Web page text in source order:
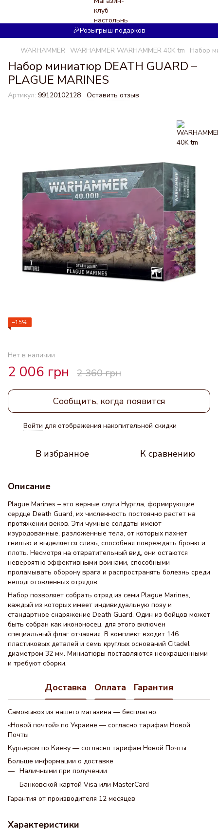
🎉Розыгрыш подарков
WARHAMMER WARHAMMER WARHAMMER 40K tm Набор
Набор миниатюр DEATH GUARD –
PLAGUE MARINES
Артикул: 99120102128 Оставить отзыв
−15%
Нет в наличии
2 006 грн 2 360 грн
Сообщить, когда появится
Войти для отображения накопительной скидки
В избранное К сравнению
Описание
Plague Marines – это верные слуги Нургла, формирующие
сердце Death Guard, их численность постоянно растет на
протяжении веков. Эти чумные солдаты имеют
изуродованные, разложенные тела, от которых пахнет
гнилью и выделяется слизь, способная повреждать броню и
плоть. Несмотря на отвратительный вид, они остаются
невероятно эффективными воинами, способными
проламывать оборону врага и распространять болезнь среди
неподготовленных отрядов.
Набор позволяет собрать отряд из семи Plague Marines,
каждый из которых имеет индивидуальную позу и
стандартное снаряжение Death Guard. Один из бойцов может
быть собран как икононосец, для этого включен
специальный флаг отчаяния. В комплект входит 146
пластиковых деталей и семь круглых оснований Citadel
диаметром 32 мм. Миниатюры поставляются неокрашенными
и требуют сборки.
Доставка Оплата Гарантия
Самовывоз из нашего магазина — бесплатно.
«Новой почтой» по Украине — согласно тарифам Новой
Почты
Курьером по Киеву — согласно тарифам Новой Почты
Больше информации о доставке
Наличными при получении
Банковской картой Visa или MasterCard
Гарантия от производителя 12 месяцев
Характеристики